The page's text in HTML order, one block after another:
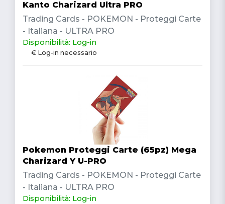
Kanto Charizard Ultra PRO
Trading Cards - POKEMON - Proteggi Carte
- Italiana - ULTRA PRO
Disponibilità: Log-in
€ Log-in necessario
Pokemon Proteggi Carte (65pz) Mega
Charizard Y U-PRO
Trading Cards - POKEMON - Proteggi Carte
- Italiana - ULTRA PRO
Disponibilità: Log-in